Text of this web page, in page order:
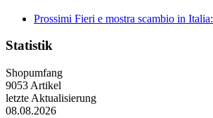
Prossimi Fieri e mostra scambio in Italia:
Statistik
Shopumfang
9053 Artikel
letzte Aktualisierung
08.08.2026